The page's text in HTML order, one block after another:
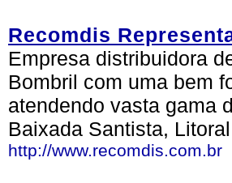
Recomdis
Empresa distribuidora
Bombril com uma bem
atendendo vasta gama
Baixada Santista,
http://www.recomdis.com.br